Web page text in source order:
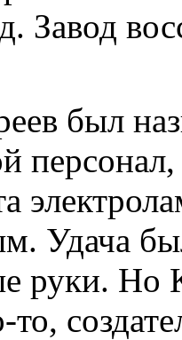
Завод
был
Удача
руки. Но